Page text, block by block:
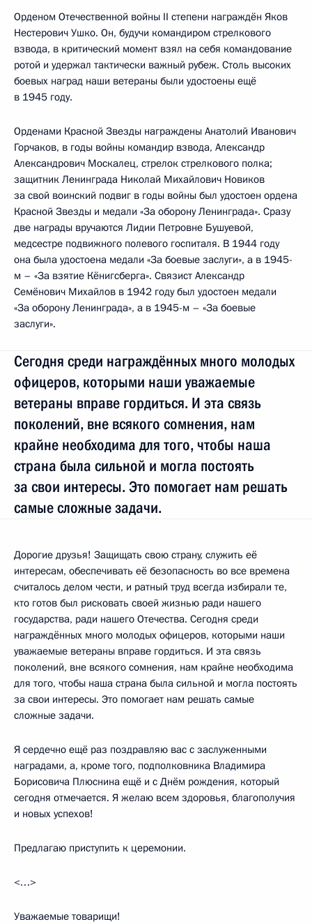
Орденом Отечественной войны II степени награждён Яков
Нестерович Ушко. Он, будучи командиром стрелкового
взвода, в критический момент взял на себя командование
ротой и удержал тактически важный рубеж. Столь высоких
боевых наград наши ветераны были удостоены ещё
в 1945 году.
Орденами Красной Звезды награждены Анатолий Иванович
Горчаков, в годы войны командир взвода, Александр
Александрович Москалец, стрелок стрелкового полка;
защитник Ленинграда Николай Михайлович Новиков
за свой воинский подвиг в годы войны был удостоен ордена
Красной Звезды и медали «За оборону Ленинграда». Сразу
две награды вручаются Лидии Петровне Бушуевой,
медсестре подвижного полевого госпиталя. В 1944 году
она была удостоена медали «За боевые заслуги», а в 1945-
м – «За взятие Кёнигсберга». Связист Александр
Семёнович Михайлов в 1942 году был удостоен медали
«За оборону Ленинграда», а в 1945-м – «За боевые
заслуги».
Сегодня среди награждённых много молодых
офицеров, которыми наши уважаемые
ветераны вправе гордиться. И эта связь
поколений, вне всякого сомнения, нам
крайне необходима для того, чтобы наша
страна была сильной и могла постоять
за свои интересы. Это помогает нам решать
самые сложные задачи.
Дорогие друзья! Защищать свою страну, служить её
интересам, обеспечивать её безопасность во все времена
считалось делом чести, и ратный труд всегда избирали те,
кто готов был рисковать своей жизнью ради нашего
государства, ради нашего Отечества. Сегодня среди
награждённых много молодых офицеров, которыми наши
уважаемые ветераны вправе гордиться. И эта связь
поколений, вне всякого сомнения, нам крайне необходима
для того, чтобы наша страна была сильной и могла постоять
за свои интересы. Это помогает нам решать самые
сложные задачи.
Я сердечно ещё раз поздравляю вас с заслуженными
наградами, а, кроме того, подполковника Владимира
Борисовича Плюснина ещё и с Днём рождения, который
сегодня отмечается. Я желаю всем здоровья, благополучия
и новых успехов!
Предлагаю приступить к церемонии.
<…>
Уважаемые товарищи!